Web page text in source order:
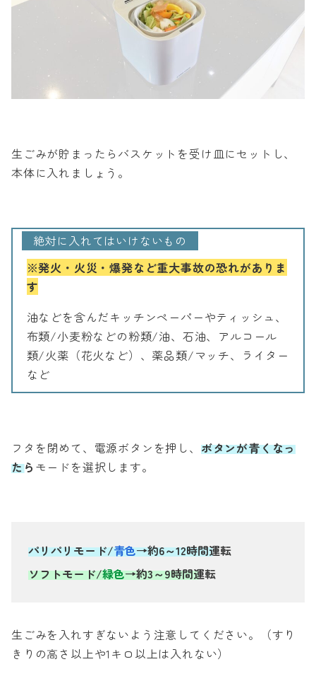
生ごみが貯まったらバスケットを受け皿にセットし、
本体に入れましょう。
絶対に入れてはいけないもの
※発火・火災・爆発など重大事故の恐れがありま
す
油などを含んだキッチンペーパーやティッシュ、
布類/小麦粉などの粉類/油、石油、アルコール
類/火薬（花火など）、薬品類/マッチ、ライター
など
フタを閉めて、電源ボタンを押し、 ボタンが青くなっ
たら モードを選択します。
パリパリモード/青色→約6～12時間運転
ソフトモード/緑色→約3～9時間運転
生ごみを入れすぎないよう注意してください。（すり
きりの高さ以上や1キロ以上は入れない）